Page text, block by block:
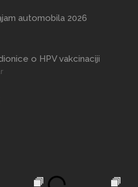
automobila 2026
o HPV vakcinaciji